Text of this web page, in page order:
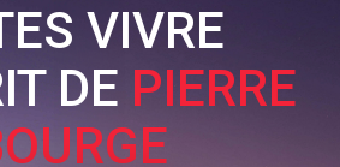
VIVRE
DE PIERRE